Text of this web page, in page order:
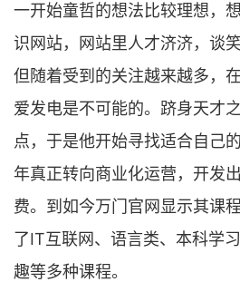
一开始童哲的想法比较理想，
识网站，网站里人才济济，谈
但随着受到的关注越来越多，
爱发电是不可能的。跻身天才
点，于是他开始寻找适合自己
年真正转向商业化运营，开发
费。到如今万门官网显示其课
了IT互联网、语言类、本科学
趣等多种课程。